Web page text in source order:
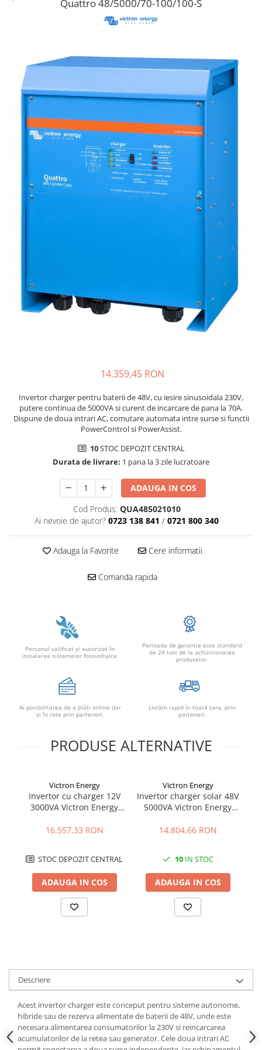
Cabluri semnalizare si control
Conductori rigizi
Conductori rigizi cupru
Cabluri alarma
Cabluri boxe
Cabluri semnalizare incendiu
Cabluri semnalizare si control
Quattro 48/5000/70-100/100-S
14.359,45 RON
Invertor charger pentru baterii de 48V, cu iesire sinusoidala 230V,
putere continua de 5000VA si curent de incarcare de pana la 70A.
Dispune de doua intrari AC, comutare automata intre surse si functii
PowerControl si PowerAssist.
10STOC DEPOZIT CENTRAL
Durata de livrare: 1 pana la 3 zile lucratoare
ADAUGA IN COS
Cod Produs: QUA485021010
Ai nevoie de ajutor? 0723 138 841 / 0721 800 340
Adauga la Favorite Cere informatii
Comanda rapida
Personal calificat şi autorizat în
instalarea sistemelor fotovoltaice.
Perioada de garantie este standard
de 24 luni de la achizitionarea
produselor.
Ai posibilitatea de a plăti online dar
şi în rate prin parteneri.
Livrăm rapid în toată țara, prin
parteneri.
PRODUSE ALTERNATIVE
Victron Energy
Invertor cu charger 12V
3000VA Victron Energy
50/50
16.557,33 RON
STOC DEPOZIT CENTRAL
ADAUGA IN COS
Victron Energy
Invertor charger solar 48V
5000VA Victron Energy
50 MPPT 250/100 GX
14.804,66 RON
10IN STOC
ADAUGA IN COS
Descriere
Acest invertor charger este conceput pentru sisteme autonome,
hibride sau de rezerva alimentate de baterii de 48V, unde este
necesara alimentarea consumatorilor la 230V si reincarcarea
acumulatorilor de la retea sau generator. Cele doua intrari AC